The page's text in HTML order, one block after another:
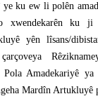
ku ew li polên
ku ji
yên lîsans/
Pola Amadekariyê
Mardîn Artukluyê